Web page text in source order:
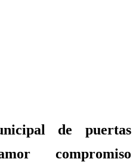
de puertas
compromiso